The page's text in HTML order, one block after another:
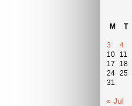
M
T
3
4
10
11
17
18
24 25
31
« Jul